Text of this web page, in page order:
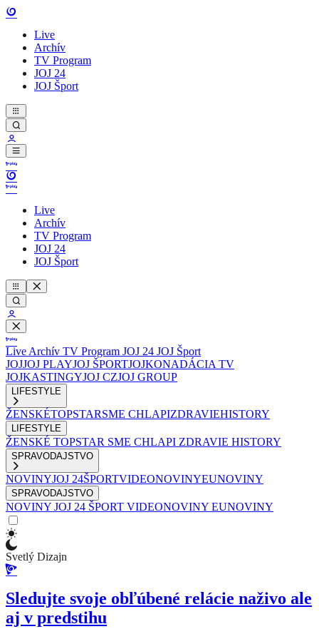
Live
Archív
TV Program
JOJ 24
JOJ Šport
Live
Archív
TV Program
JOJ 24
JOJ Šport
Live Archív TV Program JOJ 24 JOJ Šport
JOJJOJ PLAYJOJ ŠPORTJOJKONADÁCIA TV
JOJKASTINGYJOJ CZJOJ GROUP
LIFESTYLE
ŽENSKÉTOPSTARSME CHLAPIZDRAVIEHISTORY
LIFESTYLE
ŽENSKÉ TOPSTAR SME CHLAPI ZDRAVIE HISTORY
SPRAVODAJSTVO
NOVINYJOJ 24ŠPORTVIDEONOVINYEUNOVINY
SPRAVODAJSTVO
NOVINY JOJ 24 ŠPORT VIDEONOVINY EUNOVINY
Svetlý Dizajn
Sledujte svoje obľúbené relácie naživo ale
aj v predstihu